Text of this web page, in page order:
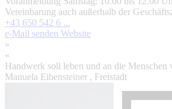
Vereinbarung auch außerhalb der
+43 650 542 6 ...
e-Mail senden Website
»
«
Handwerk soll leben und an die Menschen
Manuela Eibensteiner , Freistadt